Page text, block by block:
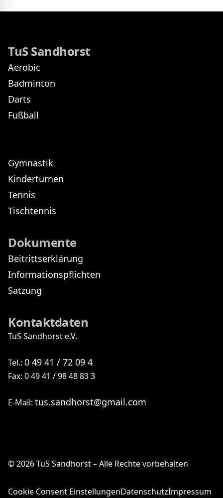
TuS Sandhorst
Aerobic
Badminton
Darts
Fußball
Gymnastik
Kinderturnen
Tennis
Tischtennis
Dokumente
Beitrittserklärung
Informationspflichten
Satzung
Kontaktdaten
TuS Sandhorst e.V.
Tel.: 0 49 41 / 72 09 4
Fax: 0 49 41 / 98 48 83 3
E-Mail: tus.sandhorst@gmail.com
© 2026 TuS Sandhorst – Alle Rechte vorbehalten
Cookie Consent EinstellungenDatenschutzImpressum